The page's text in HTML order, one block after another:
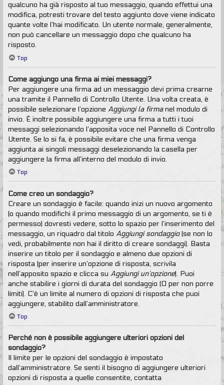
qualcuno ha già risposto al tuo messaggio, quando effettui una
modifica, potresti trovare del testo aggiunto dove viene indicato
quante volte l’hai modificato. Un utente normale, generalmente,
non può cancellare un messaggio dopo che qualcuno ha
risposto.
Top
Come aggiungo una firma ai miei messaggi?
Per aggiungere una firma ad un messaggio devi prima crearne
una tramite il Pannello di Controllo Utente. Una volta creata, è
possibile selezionare l’opzione Aggiungi la firmanel modulo di
invio. È inoltre possibile aggiungere una firma a tutti i tuoi
messaggi selezionando l’apposita voce nel Pannello di Controllo
Utente. Se lo si fa, è possibile evitare che una firma venga
aggiunta ai singoli messaggi deselezionando la casella per
aggiungere la firma all’interno del modulo di invio.
Top
Come creo un sondaggio?
Creare un sondaggio è facile: quando inizi un nuovo argomento
(o quando modifichi il primo messaggio di un argomento, se ti è
permesso) dovresti vedere, sotto lo spazio per l’inserimento del
messaggio, un riquadro dal titolo Aggiungi sondaggio(se non lo
vedi, probabilmente non hai il diritto di creare sondaggi). Basta
inserire un titolo per il sondaggio e almeno due opzioni di
risposta (per inserire un’opzione di risposta, scrivila
nell’apposito spazio e clicca su Aggiungi un’opzione). Puoi
anche stabilire i giorni di durata del sondaggio (0 per non porre
limiti). C’è un limite al numero di opzioni di risposta che puoi
aggiungere, stabilito dall’amministratore.
Top
Perché non è possibile aggiungere ulteriori opzioni del
sondaggio?
Il limite per le opzioni del sondaggio è impostato
dall’amministratore. Se senti il bisogno di aggiungere ulteriori
opzioni di risposta a quelle consentite, contatta